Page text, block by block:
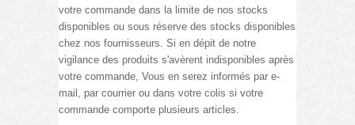
votre commande dans la limite de nos stocks
disponibles ou sous réserve des stocks disponibles
chez nos fournisseurs. Si en dépit de notre
vigilance des produits s'avèrent indisponibles après
votre commande, Vous en serez informés par e-
mail, par courrier ou dans votre colis si votre
commande comporte plusieurs articles.